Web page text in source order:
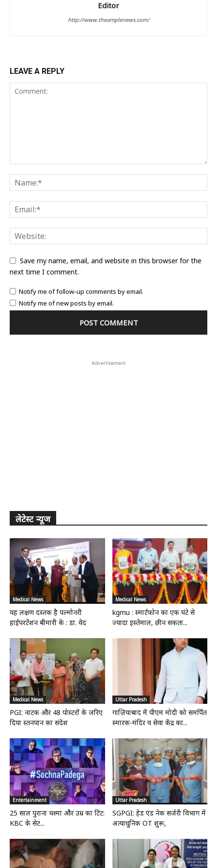
Editor
http://www.theamplenews.com/
LEAVE A REPLY
Save my name, email, and website in this browser for the
next time I comment.
Notify me of follow-up comments by email.
Notify me of new posts by email.
Advertisement
लेटेस्ट न्यूज
Medical News
यह लक्षण दस्तक है पल्मोनरी
हाईपरटेंशन बीमारी के : डा. वेद
Medical News
kgmu : स्मार्टफोन का एक घंटे से
ज्यादा इस्तेमाल, छीन सकता...
Medical News
PGI: नाटक और 48 पोस्टरों के जरिए
दिया स्तनपान का संदेश
Uttar Pradesh
गाज़ियाबाद में पीएम मोदी को समर्पित
स्मारक-मंदिर व सेवा केंद्र का...
Entertainment
25 साल पुराना चश्मा और उम्र का टिंट:
KBC के सेट...
Uttar Pradesh
SGPGI: हेड एंड नेक सर्जरी विभाग में
अत्याधुनिक OT शुरू,